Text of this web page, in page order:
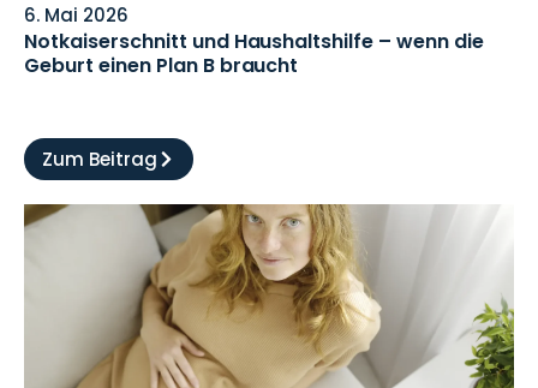
6. Mai 2026
Notkaiserschnitt und Haushaltshilfe – wenn die
Geburt einen Plan B braucht
Zum Beitrag